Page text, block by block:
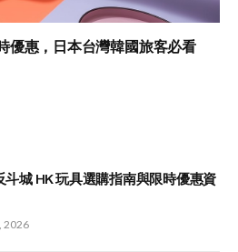
惠，日本台灣韓國旅客必看
斗城 HK 玩具選購指南與限時優惠資
2026